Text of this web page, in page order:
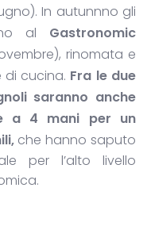
In autunnno gli
al Gastronomic
rinomata e
di cucina. Fra le due
saranno anche
a 4 mani per un
che hanno saputo
per l’alto livello